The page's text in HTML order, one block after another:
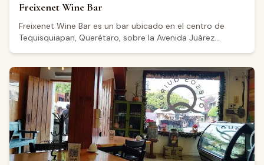
Freixenet Wine Bar
Freixenet Wine Bar es un bar ubicado en el centro de
Tequisquiapan, Querétaro, sobre la Avenida Juárez
de una barra de servicio. Abre jueves y domingo de 12:00
a 20:30, viernes y sábado de 12:00 a 23:30, y permanece
cerrado martes y miércoles. Cuenta con una calificación
de 4.4 sobre 5 basada en más de 1,500 reseñas en
Google, aunque algunos visitantes han señalado áreas de
oportunidad en el servicio al cliente.